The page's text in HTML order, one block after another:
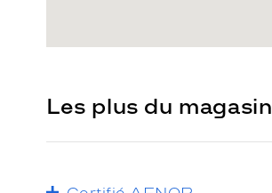
Les plus du magasin